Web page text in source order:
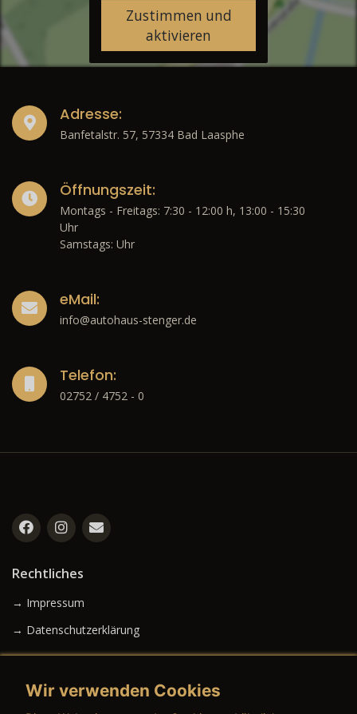
Zustimmen und
aktivieren
Adresse:
Banfetalstr. 57, 57334 Bad Laasphe
Öffnungszeit:
Montags - Freitags: 7:30 - 12:00 h, 13:00 - 15:30
Uhr
Samstags: Uhr
eMail:
info@autohaus-stenger.de
Telefon:
02752 / 4752 - 0
Rechtliches
→ Impressum
→ Datenschutzerklärung
Wir verwenden Cookies